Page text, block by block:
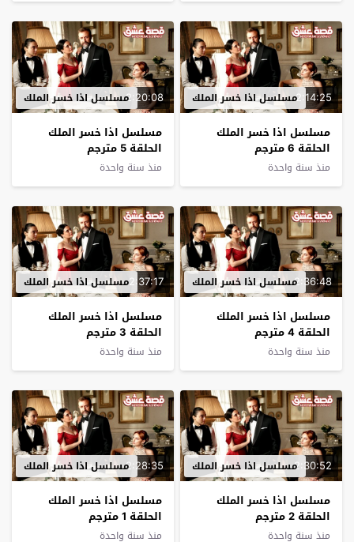
2:14:25مسلسل اذا خسر الملك
مسلسل اذا خسر الملك
الحلقة 6 مترجم
منذ سنة واحدة
2:20:08مسلسل اذا خسر الملك
مسلسل اذا خسر الملك
الحلقة 5 مترجم
منذ سنة واحدة
2:36:48مسلسل اذا خسر الملك
مسلسل اذا خسر الملك
الحلقة 4 مترجم
منذ سنة واحدة
2:37:17مسلسل اذا خسر الملك
مسلسل اذا خسر الملك
الحلقة 3 مترجم
منذ سنة واحدة
2:30:52مسلسل اذا خسر الملك
مسلسل اذا خسر الملك
الحلقة 2 مترجم
منذ سنة واحدة
2:28:35مسلسل اذا خسر الملك
مسلسل اذا خسر الملك
الحلقة 1 مترجم
منذ سنة واحدة